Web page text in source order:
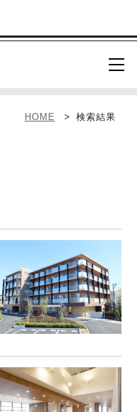
HOME 検索結果